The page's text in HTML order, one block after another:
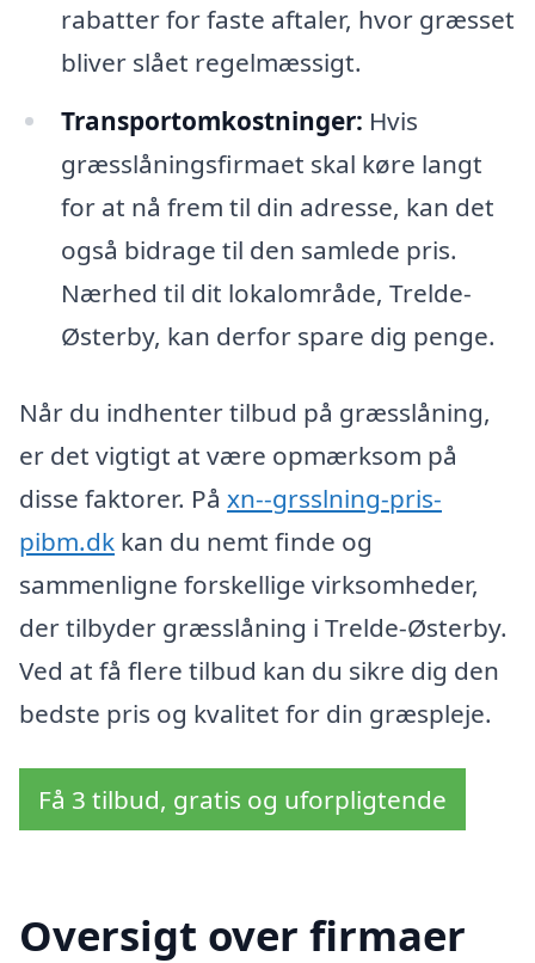
rabatter for faste aftaler, hvor græsset
bliver slået regelmæssigt.
Transportomkostninger: Hvis
græsslåningsfirmaet skal køre langt
for at nå frem til din adresse, kan det
også bidrage til den samlede pris.
Nærhed til dit lokalområde, Trelde-
Østerby, kan derfor spare dig penge.
Når du indhenter tilbud på græsslåning,
er det vigtigt at være opmærksom på
disse faktorer. På xn--grsslning-pris-
pibm.dk kan du nemt finde og
sammenligne forskellige virksomheder,
der tilbyder græsslåning i Trelde-Østerby.
Ved at få flere tilbud kan du sikre dig den
bedste pris og kvalitet for din græspleje.
Få 3 tilbud, gratis og uforpligtende
Oversigt over firmaer